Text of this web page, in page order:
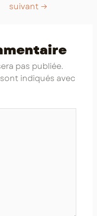
suivant →
pas publiée.
indiqués avec